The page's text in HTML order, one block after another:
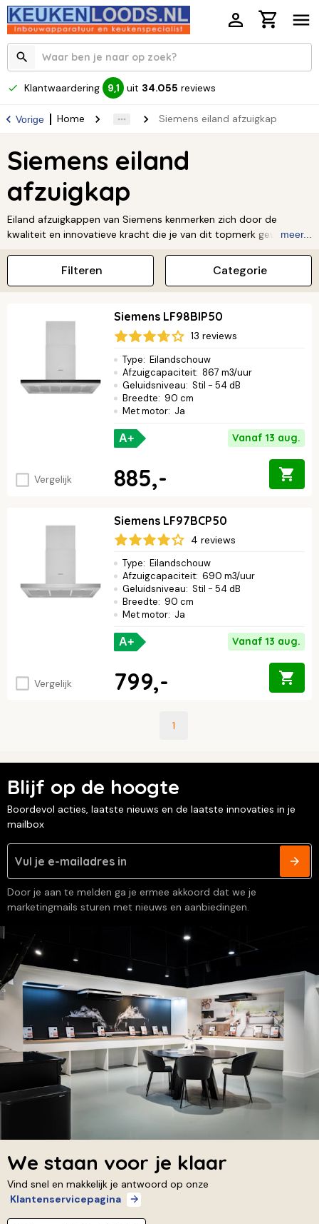
Klantwaardering 9,1 uit 34.055 reviews
Vorige Home Siemens eiland afzuigkap
Siemens eiland
afzuigkap
Eiland afzuigkappen van Siemens kenmerken zich door de
kwaliteit en innovatieve kracht die je van dit topmerk gewend
voornamelijk gebruikt in combinatie met een kookeiland. Deze
blikvangers zijn gemaakt van RVS en beschikken over tip- of
druktoetsen. Een Siemens eiland afzuigkap maakt elke keuken
helemaal af. Lees meer over
Siemens keukenapparatuur
meer...
Categorie
Filteren
Vergelijk
Siemens LF98BIP50
13 reviews
Type: Eilandschouw
Afzuigcapaciteit: 867 m3/uur
Geluidsniveau: Stil - 54 dB
Breedte: 90 cm
Met motor: Ja
A+ Vanaf 13 aug.
885,-
Vergelijk
Siemens LF97BCP50
4 reviews
Type: Eilandschouw
Afzuigcapaciteit: 690 m3/uur
Geluidsniveau: Stil - 54 dB
Breedte: 90 cm
Met motor: Ja
A+ Vanaf 13 aug.
799,-
1
Blijf op de hoogte
Boordevol acties, laatste nieuws en de laatste innovaties in je
mailbox
Door je aan te melden ga je ermee akkoord dat we je
marketingmails sturen met nieuws en aanbiedingen.
We staan voor je klaar
Vind snel en makkelijk je antwoord op onze
Klantenservicepagina